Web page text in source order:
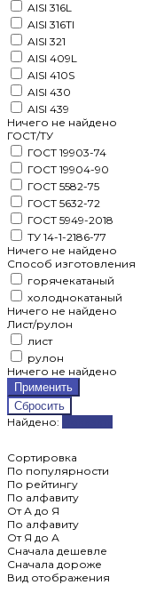
AISI 316L
AISI 316TI
AISI 321
AISI 409L
AISI 410S
AISI 430
AISI 439
Ничего не найдено
ГОСТ/ТУ
ГОСТ 19903-74
ГОСТ 19904-90
ГОСТ 5582-75
ГОСТ 5632-72
ГОСТ 5949-2018
ТУ 14-1-2186-77
Ничего не найдено
Способ изготовления
горячекатаный
холоднокатаный
Ничего не найдено
Лист/рулон
лист
рулон
Ничего не найдено
Найдено:
Сортировка
По популярности
По рейтингу
По алфавиту
От А до Я
По алфавиту
От Я до А
Сначала дешевле
Сначала дороже
Вид отображения